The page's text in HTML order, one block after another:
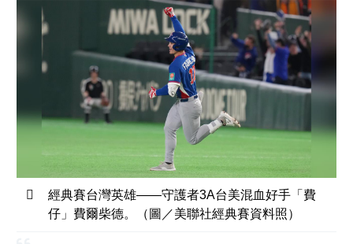
經典賽台灣英雄——守護者3A台美混血好手「費
仔」費爾柴德。（圖／美聯社經典賽資料照）